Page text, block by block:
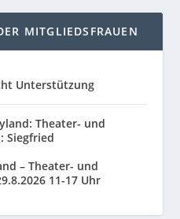
MITGLIEDSFRAUEN
Unterstützung
– Theater- und
11-17 Uhr